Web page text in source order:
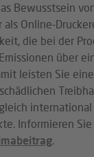
Bewusstsein
als Online-
die bei der
über
leisten Sie
international
Informieren
.